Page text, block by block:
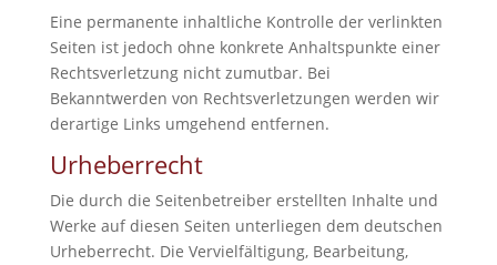
Eine permanente inhaltliche Kontrolle der verlinkten
Seiten ist jedoch ohne konkrete Anhaltspunkte einer
Rechtsverletzung nicht zumutbar. Bei
Bekanntwerden von Rechtsverletzungen werden wir
derartige Links umgehend entfernen.
Urheberrecht
Die durch die Seitenbetreiber erstellten Inhalte und
Werke auf diesen Seiten unterliegen dem deutschen
Urheberrecht. Die Vervielfältigung, Bearbeitung,